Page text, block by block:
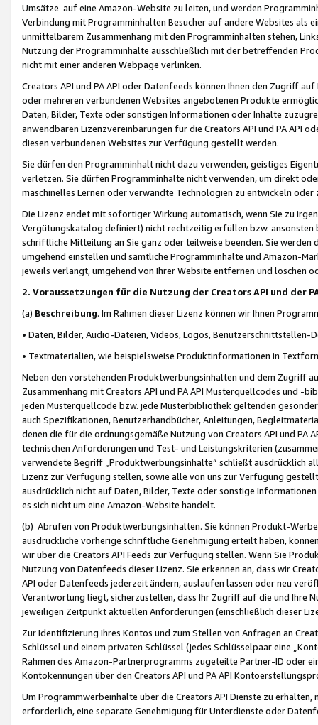
Umsätze auf eine Amazon-Website zu leiten, und werden
Verbindung mit Programminhalten Besucher auf andere Websites als
unmittelbarem Zusammenhang mit den Programminhalten stehen,
Nutzung der Programminhalte ausschließlich mit der betreffenden
nicht mit einer anderen Webpage verlinken.
Creators API und PA API oder Datenfeeds können Ihnen den Zugriff
oder mehreren verbundenen Websites angebotenen Produkte
Daten, Bilder, Texte oder sonstigen Informationen oder Inhalte
anwendbaren Lizenzvereinbarungen für die Creators API und PA API
diesen verbundenen Websites zur Verfügung gestellt werden.
Sie dürfen den Programminhalt nicht dazu verwenden, geistiges
verletzen. Sie dürfen Programminhalte nicht verwenden, um direkt
maschinelles Lernen oder verwandte Technologien zu entwickeln
Die Lizenz endet mit sofortiger Wirkung automatisch, wenn Sie zu
Vergütungskatalog definiert) nicht rechtzeitig erfüllen bzw. ansonsten
schriftliche Mitteilung an Sie ganz oder teilweise beenden. Sie werden
umgehend einstellen und sämtliche Programminhalte und Amazon-
jeweils verlangt, umgehend von Ihrer Website entfernen und löschen
2. Voraussetzungen für die Nutzung der Creators API und der
(a) Beschreibung. Im Rahmen dieser Lizenz können wir Ihnen
• Daten, Bilder, Audio-Dateien, Videos, Logos, Benutzerschnittstellen-
• Textmaterialien, wie beispielsweise Produktinformationen in
Neben den vorstehenden Produktwerbungsinhalten und dem Zugriff
Zusammenhang mit Creators API und PA API Musterquellcodes und
jeden Musterquellcode bzw. jede Musterbibliothek geltenden
auch Spezifikationen, Benutzerhandbücher, Anleitungen,
denen die für die ordnungsgemäße Nutzung von Creators API und PA
technischen Anforderungen und Test- und Leistungskriterien
verwendete Begriff „Produktwerbungsinhalte“ schließt ausdrücklich
Lizenz zur Verfügung stellen, sowie alle von uns zur Verfügung
ausdrücklich nicht auf Daten, Bilder, Texte oder sonstige
es sich nicht um eine Amazon-Website handelt.
(b) Abrufen von Produktwerbungsinhalten. Sie können Produkt-
ausdrückliche vorherige schriftliche Genehmigung erteilt haben,
wir über die Creators API Feeds zur Verfügung stellen. Wenn Sie
Nutzung von Datenfeeds dieser Lizenz. Sie erkennen an, dass wir
API oder Datenfeeds jederzeit ändern, auslaufen lassen oder neu
Verantwortung liegt, sicherzustellen, dass Ihr Zugriff auf die und Ihre
jeweiligen Zeitpunkt aktuellen Anforderungen (einschließlich dieser
Zur Identifizierung Ihres Kontos und zum Stellen von Anfragen an
Schlüssel und einem privaten Schlüssel (jedes Schlüsselpaar eine
Rahmen des Amazon-Partnerprogramms zugeteilte Partner-ID oder
Kontokennungen über den Creators API und PA API
Um Programmwerbeinhalte über die Creators API Dienste zu
erforderlich, eine separate Genehmigung für Unterdienste oder